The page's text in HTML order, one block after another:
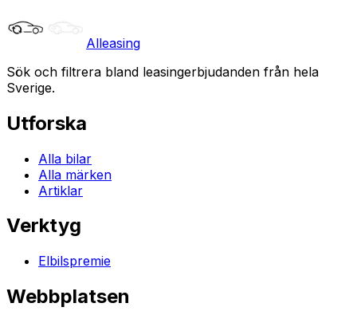
Alleasing
Sök och filtrera bland leasingerbjudanden från hela
Sverige.
Utforska
Alla bilar
Alla märken
Artiklar
Verktyg
Elbilspremie
Webbplatsen